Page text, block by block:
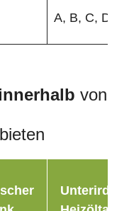
A, B, C, D
von